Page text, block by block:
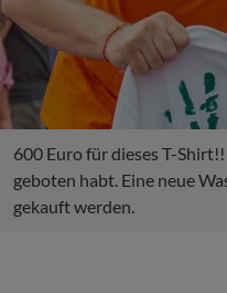
600 Euro für dieses T-
geboten habt. Eine neue
gekauft werden.